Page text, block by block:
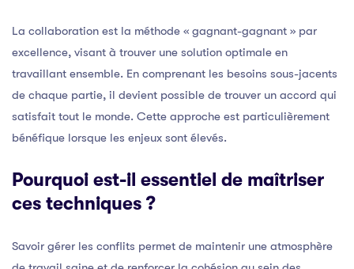
La collaboration est la méthode « gagnant-gagnant » par
excellence, visant à trouver une solution optimale en
travaillant ensemble. En comprenant les besoins sous-jacents
de chaque partie, il devient possible de trouver un accord qui
satisfait tout le monde. Cette approche est particulièrement
bénéfique lorsque les enjeux sont élevés.
Pourquoi est-il essentiel de maîtriser
ces techniques ?
Savoir gérer les conflits permet de maintenir une atmosphère